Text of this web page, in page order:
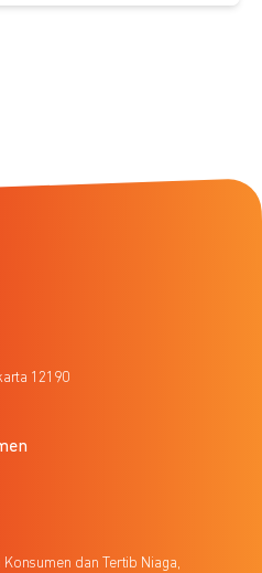
12190
dan Tertib Niaga,